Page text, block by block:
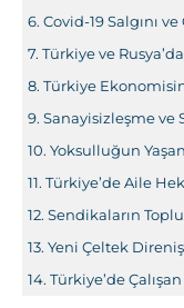
Covid-19 Salgını ve Gençler: Salgının
Türkiye ve Rusya’da
Türkiye
Sanayisizleşme ve
Yoksulluğun Yaşanan
Türkiye’de Aile Hekimliği Modeline Geçiş Süreci ve
Sendikaların Toplu Pazarlık Yetkisi
Yeni Çeltek Direnişi: Madenden Bölgeye
Türkiye’de Çalışan Olarak